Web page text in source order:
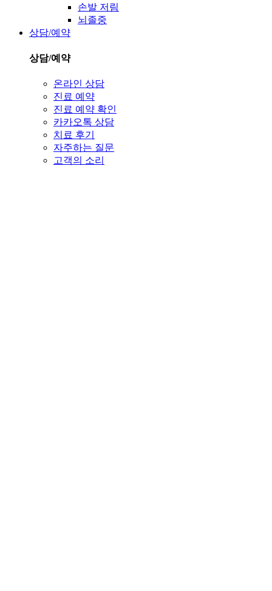
손발 저림
뇌졸중
상담/예약
상담/예약
온라인 상담
진료 예약
진료 예약 확인
카카오톡 상담
치료 후기
자주하는 질문
고객의 소리